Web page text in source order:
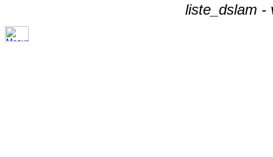
liste_dslam -